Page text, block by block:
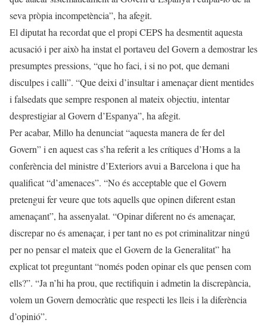
seva pròpia incompetència”, ha afegit.
El diputat ha recordat que el propi CEPS ha desmentit aquesta
acusació i per això ha instat el portaveu del Govern a demostrar les
presumptes pressions, “que ho faci, i si no pot, que demani
disculpes i calli”. “Que deixi d’insultar i amenaçar dient mentides
i falsedats que sempre responen al mateix objectiu, intentar
desprestigiar al Govern d’Espanya”, ha afegit.
Per acabar, Millo ha denunciat “aquesta manera de fer del
Govern” i en aquest cas s’ha referit a les crítiques d’Homs a la
conferència del ministre d’Exteriors avui a Barcelona i que ha
qualificat “d’amenaces”. “No és acceptable que el Govern
pretengui fer veure que tots aquells que opinen diferent estan
amenaçant”, ha assenyalat. “Opinar diferent no és amenaçar,
discrepar no és amenaçar, i per tant no es pot criminalitzar ningú
per no pensar el mateix que el Govern de la Generalitat” ha
explicat tot preguntant “només poden opinar els que pensen com
ells?”. “Ja n’hi ha prou, que rectifiquin i admetin la discrepància,
volem un Govern democràtic que respecti les lleis i la diferència
d’opinió”.